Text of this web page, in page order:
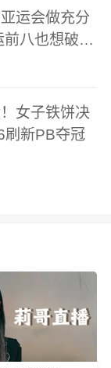
运会做充分
八也想破亚
女子铁饼决
刷新PB夺冠